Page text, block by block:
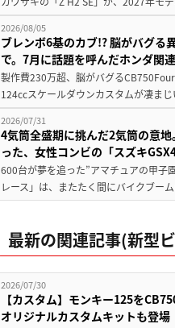
2026/08/05
ブレンボ6基のカブ!? 脳がバグる
で。7月に話題を呼んだホンダ関
製作費230万超、脳がバグる
124ccスケールダウンカスタムが凄ま
2026/07/31
4気筒全盛期に挑んだ2気筒の意
った、女性コンビの「スズキ
600台が夢を追った”アマチュアの甲子
レース」は、またたく間にバイクブー
最新の関連記事(新型
2026/07/30
【カスタム】モンキー125を
オリジナルカスタムキットも登場